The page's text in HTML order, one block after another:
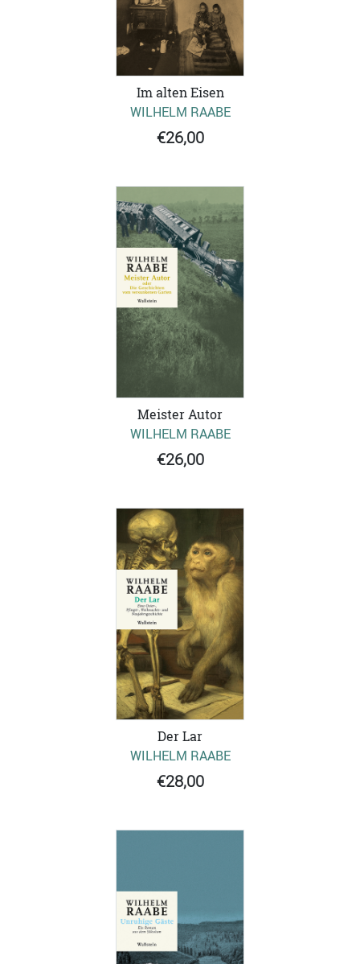
Im alten Eisen
WILHELM RAABE
€26,00
Meister Autor
WILHELM RAABE
€26,00
Der Lar
WILHELM RAABE
€28,00